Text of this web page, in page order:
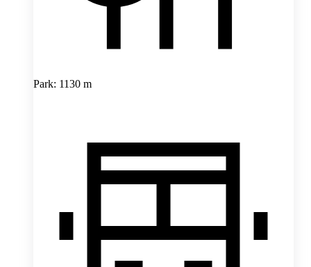
Park: 1130 m